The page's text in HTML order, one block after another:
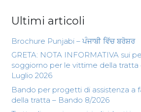
Ultimi articoli
Brochure Punjabi – ਪੰਜਾਬੀ ਵਿੱਚ ਬਰੋਸ਼ਰ
GRETA: NOTA INFORMATIVA sui
soggiorno per le vittime della tratta
Luglio 2026
Bando per progetti di assistenza a
della tratta – Bando 8/2026